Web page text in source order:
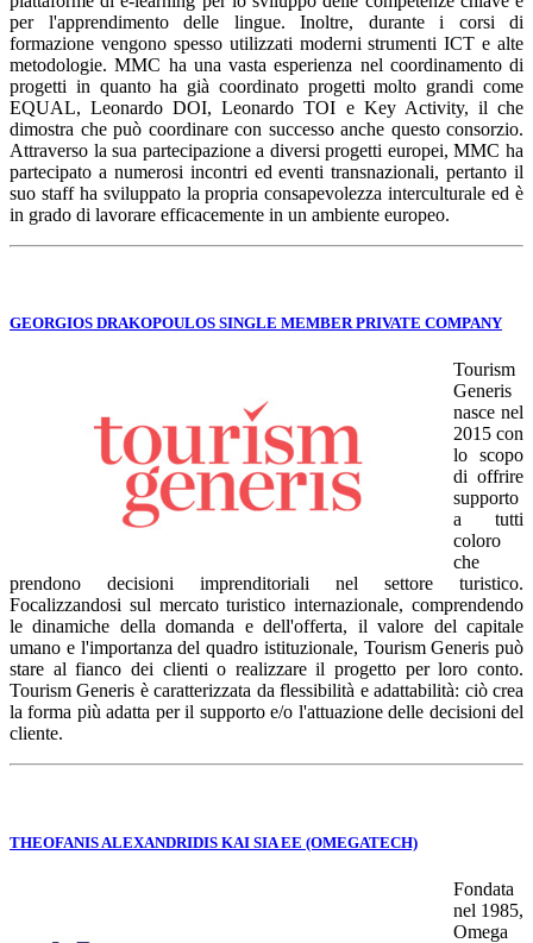
per l'apprendimento delle lingue. Inoltre, durante i corsi di
formazione vengono spesso utilizzati moderni strumenti ICT e alte
metodologie. MMC ha una vasta esperienza nel coordinamento di
progetti in quanto ha già coordinato progetti molto grandi come
EQUAL, Leonardo DOI, Leonardo TOI e Key Activity, il che
dimostra che può coordinare con successo anche questo consorzio.
Attraverso la sua partecipazione a diversi progetti europei, MMC ha
partecipato a numerosi incontri ed eventi transnazionali, pertanto il
suo staff ha sviluppato la propria consapevolezza interculturale ed è
in grado di lavorare efficacemente in un ambiente europeo.
GEORGIOS DRAKOPOULOS SINGLE MEMBER PRIVATE COMPANY
Tourism
Generis
nasce nel
2015 con
lo scopo
di offrire
supporto
a tutti
coloro
che
prendono decisioni imprenditoriali nel settore turistico.
Focalizzandosi sul mercato turistico internazionale, comprendendo
le dinamiche della domanda e dell'offerta, il valore del capitale
umano e l'importanza del quadro istituzionale, Tourism Generis può
stare al fianco dei clienti o realizzare il progetto per loro conto.
Tourism Generis è caratterizzata da flessibilità e adattabilità: ciò crea
la forma più adatta per il supporto e/o l'attuazione delle decisioni del
cliente.
THEOFANIS ALEXANDRIDIS KAI SIA EE (OMEGATECH)
Fondata
nel 1985,
Omega